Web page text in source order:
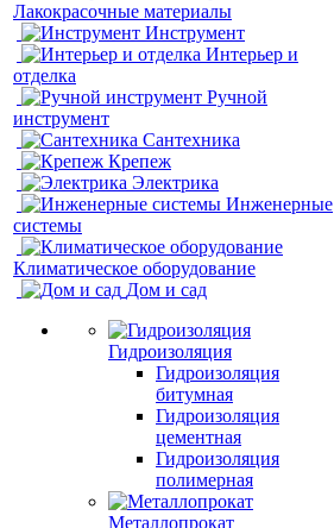
Лакокрасочные материалы
Инструмент
Интерьер и
отделка
Ручной
инструмент
Сантехника
Крепеж
Электрика
Инженерные
системы
Климатическое оборудование
Дом и сад
Гидроизоляция
Гидроизоляция
битумная
Гидроизоляция
цементная
Гидроизоляция
полимерная
Металлопрокат